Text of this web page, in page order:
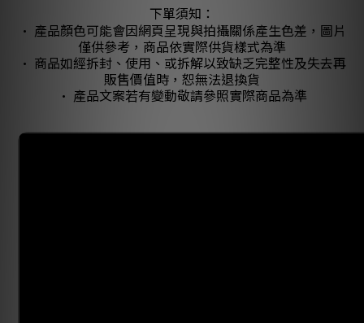
下單須知：
• 產品顏色可能會因網頁呈現與拍攝關係產生色差，圖片
僅供參考，商品依實際供貨樣式為準
• 商品如經拆封、使用、或拆解以致缺乏完整性及失去再
販售價值時，恕無法退換貨
• 產品文案若有變動敬請參照實際商品為準